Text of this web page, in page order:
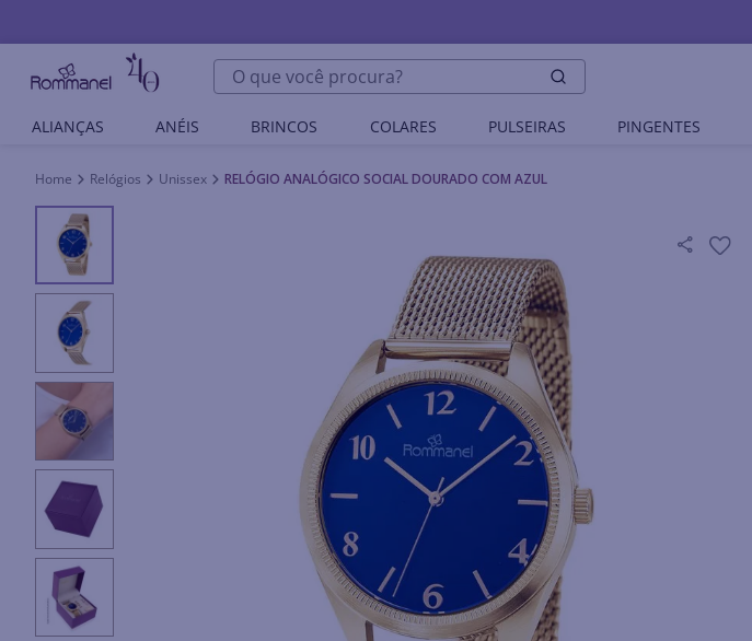
O que você procura?
ALIANÇAS ANÉIS BRINCOS COLARES PULSEIRAS PINGENTES
Relógios Unissex RELÓGIO ANALÓGICO SOCIAL DOURADO COM AZUL